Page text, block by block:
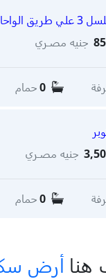
276م
جنيه مصـري
0حمام
جنيه مصـري
0حمام
هنا أرض